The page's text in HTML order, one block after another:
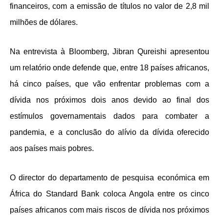
financeiros, com a emissão de títulos no valor de 2,8 mil
milhões de dólares.
Na entrevista à Bloomberg, Jibran Qureishi apresentou
um relatório onde defende que, entre 18 países africanos,
há cinco países, que vão enfrentar problemas com a
dívida nos próximos dois anos devido ao final dos
estímulos governamentais dados para combater a
pandemia, e a conclusão do alívio da dívida oferecido
aos países mais pobres.
O director do departamento de pesquisa económica em
África do Standard Bank coloca Angola entre os cinco
países africanos com mais riscos de dívida nos próximos